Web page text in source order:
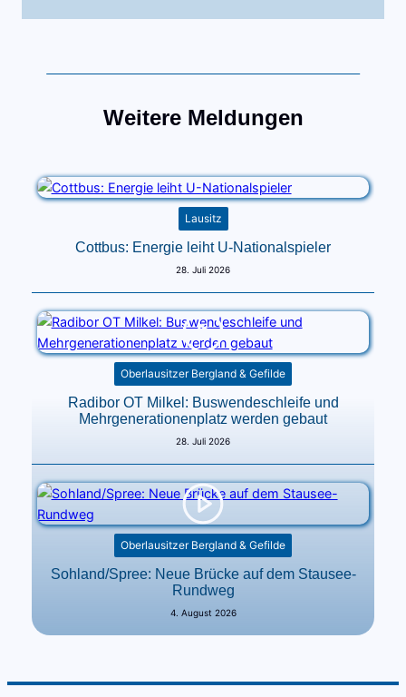
Weitere Meldungen
Lausitz
Cottbus: Energie leiht U-Nationalspieler
28. Juli 2026
Oberlausitzer Bergland & Gefilde
Radibor OT Milkel: Buswendeschleife und
Mehrgenerationenplatz werden gebaut
28. Juli 2026
Oberlausitzer Bergland & Gefilde
Sohland/Spree: Neue Brücke auf dem Stausee-
Rundweg
4. August 2026